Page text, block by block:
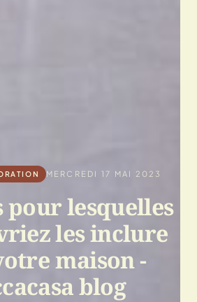
MERCREDI 17 MAI 2023
pour lesquelles
les inclure
maison -
blog